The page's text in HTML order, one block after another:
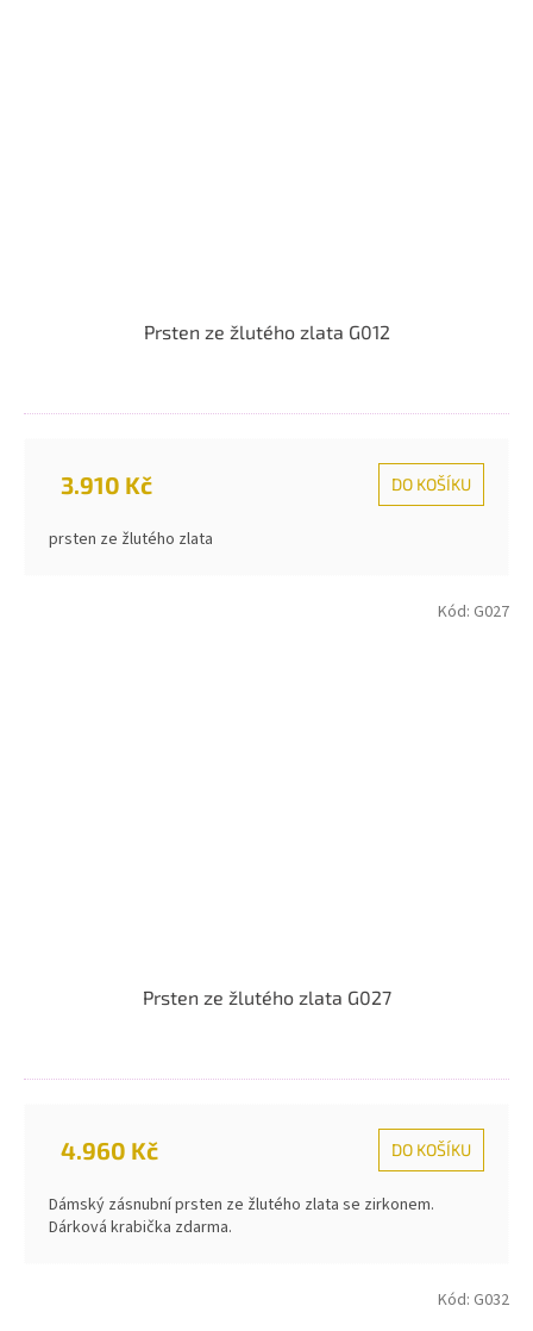
Prsten ze žlutého zlata G012
3.910 Kč DO KOŠÍKU
prsten ze žlutého zlata
Prsten ze žlutého zlata G027
4.960 Kč DO KOŠÍKU
Dámský zásnubní prsten ze žlutého zlata se zirkonem.
Dárková krabička zdarma.
Kód: G027
Kód: G032